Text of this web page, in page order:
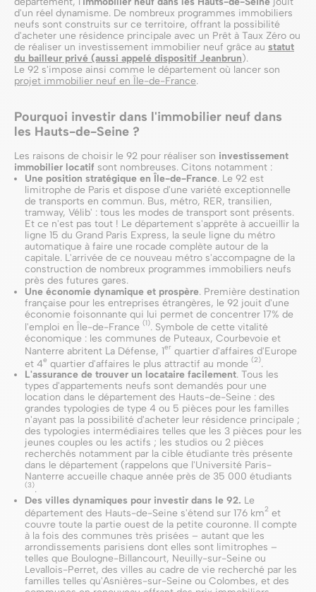
d'un réel dynamisme. De nombreux programmes immobiliers
neufs sont construits sur ce territoire, offrant la possibilité
d'acheter une résidence principale avec un Prêt à Taux Zéro ou
de réaliser un investissement immobilier neuf grâce au statut
du bailleur privé (aussi appelé dispositif Jeanbrun).
Le 92 s'impose ainsi comme le département où lancer son
projet immobilier neuf en Île-de-France.
Pourquoi investir dans l'immobilier neuf dans
les Hauts-de-Seine ?
Les raisons de choisir le 92 pour réaliser son investissement
immobilier locatif sont nombreuses. Citons notamment :
Une position stratégique en Île-de-France. Le 92 est
limitrophe de Paris et dispose d'une variété exceptionnelle
de transports en commun. Bus, métro, RER, transilien,
tramway, Vélib' : tous les modes de transport sont présents.
Et ce n'est pas tout ! Le département s'apprête à accueillir la
ligne 15 du Grand Paris Express, la seule ligne du métro
automatique à faire une rocade complète autour de la
capitale. L'arrivée de ce nouveau métro s'accompagne de la
construction de nombreux programmes immobiliers neufs
près des futures gares.
Une économie dynamique et prospère. Première destination
française pour les entreprises étrangères, le 92 jouit d'une
économie foisonnante qui lui permet de concentrer 17% de
l'emploi en Île-de-France (1). Symbole de cette vitalité
économique : les communes de Puteaux, Courbevoie et
Nanterre abritent La Défense, 1er quartier d'affaires d'Europe
et 4e quartier d'affaires le plus attractif au monde (2).
L'assurance de trouver un locataire facilement. Tous les
types d'appartements neufs sont demandés pour une
location dans le département des Hauts-de-Seine : des
grandes typologies de type 4 ou 5 pièces pour les familles
n'ayant pas la possibilité d'acheter leur résidence principale ;
des typologies intermédiaires telles que les 3 pièces pour les
jeunes couples ou les actifs ; les studios ou 2 pièces
recherchés notamment par la cible étudiante très présente
dans le département (rappelons que l'Université Paris-
Nanterre accueille chaque année près de 35 000 étudiants
(3).
Des villes dynamiques pour investir dans le 92. Le
département des Hauts-de-Seine s'étend sur 176 km2 et
couvre toute la partie ouest de la petite couronne. Il compte
à la fois des communes très prisées – autant que les
arrondissements parisiens dont elles sont limitrophes –
telles que Boulogne-Billancourt, Neuilly-sur-Seine ou
Levallois-Perret, des villes au cadre de vie recherché par les
familles telles qu'Asnières-sur-Seine ou Colombes, et des